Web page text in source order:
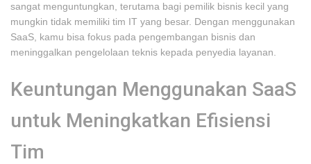
sangat menguntungkan, terutama bagi pemilik bisnis kecil yang
mungkin tidak memiliki tim IT yang besar. Dengan menggunakan
SaaS, kamu bisa fokus pada pengembangan bisnis dan
meninggalkan pengelolaan teknis kepada penyedia layanan.
Keuntungan Menggunakan SaaS
untuk Meningkatkan Efisiensi
Tim